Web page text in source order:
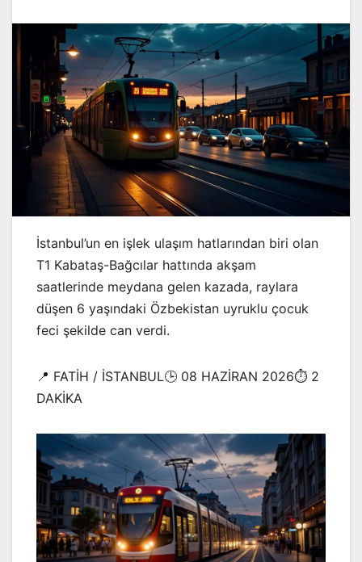
İstanbul’un en işlek ulaşım hatlarından biri olan
T1 Kabataş-Bağcılar hattında akşam
saatlerinde meydana gelen kazada, raylara
düşen 6 yaşındaki Özbekistan uyruklu çocuk
feci şekilde can verdi.
📍 FATİH / İSTANBUL🕒 08 HAZİRAN 2026⏱️ 2
DAKİKA